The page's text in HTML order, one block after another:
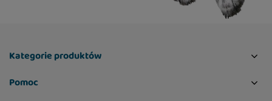
Kategorie produktów
Pomoc